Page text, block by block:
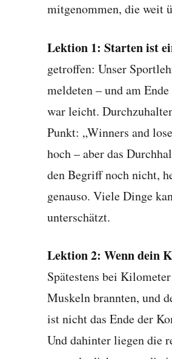
mitgenommen, die weit
Lektion 1: Starten ist
getroffen: Unser
meldeten – und am
war leicht.
Punkt: „Winners and
hoch – aber das
den Begriff noch nicht,
genauso. Viele Dinge
unterschätzt.
Lektion 2: Wenn dein
Spätestens bei
Muskeln brannten, und
ist nicht das Ende der
Und dahinter liegen die